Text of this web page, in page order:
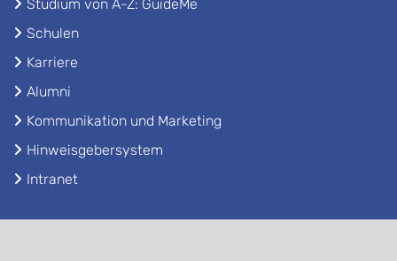
Studium von A-Z: GuideMe
Schulen
Karriere
Alumni
Kommunikation und Marketing
Hinweisgebersystem
Intranet